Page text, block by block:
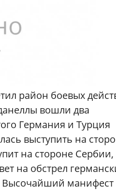
район боевых
вошли два
Германия и Турция
выступить на
на стороне Сербии,
на обстрел
Высочайший манифест